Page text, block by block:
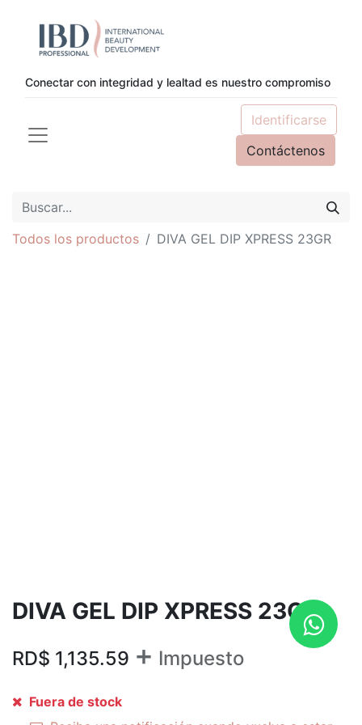
Conectar con integridad y lealtad es nuestro compromiso
Identificarse
Contáctenos
Todos los productos DIVA GEL DIP XPRESS 23GR
DIVA GEL DIP XPRESS 23GR
RD$ 1,135.59 + Impuesto
Fuera de stock